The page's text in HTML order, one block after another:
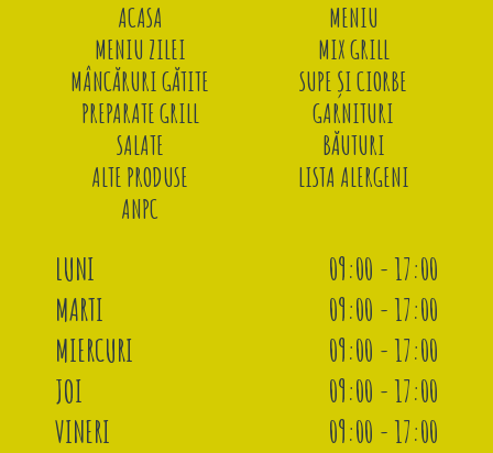
ACASA
MENIU
MENIU ZILEI
MIX GRILL
MÂNCĂRURI GĂTITE
SUPE ȘI CIORBE
PREPARATE GRILL
GARNITURI
SALATE
BĂUTURI
ALTE PRODUSE
LISTA ALERGENI
ANPC
LUNI
09:00 - 17:00
MARTI
09:00 - 17:00
MIERCURI
09:00 - 17:00
JOI
09:00 - 17:00
VINERI
09:00 - 17:00